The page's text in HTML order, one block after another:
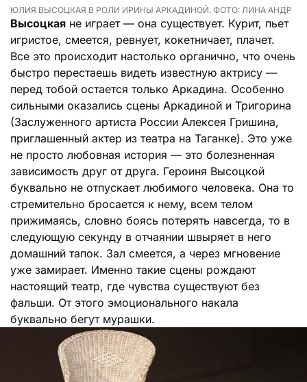
ЮЛИЯ ВЫСОЦКАЯ В РОЛИ ИРИНЫ АРКАДИНОЙ. ФОТО: ЛИНА АНДР
Высоцкая не играет — она существует. Курит, пьет
игристое, смеется, ревнует, кокетничает, плачет.
Все это происходит настолько органично, что очень
быстро перестаешь видеть известную актрису —
перед тобой остается только Аркадина. Особенно
сильными оказались сцены Аркадиной и Тригорина
(Заслуженного артиста России Алексея Гришина,
приглашенный актер из театра на Таганке). Это уже
не просто любовная история — это болезненная
зависимость друг от друга. Героиня Высоцкой
буквально не отпускает любимого человека. Она то
стремительно бросается к нему, всем телом
прижимаясь, словно боясь потерять навсегда, то в
следующую секунду в отчаянии швыряет в него
домашний тапок. Зал смеется, а через мгновение
уже замирает. Именно такие сцены рождают
настоящий театр, где чувства существуют без
фальши. От этого эмоционального накала
буквально бегут мурашки.